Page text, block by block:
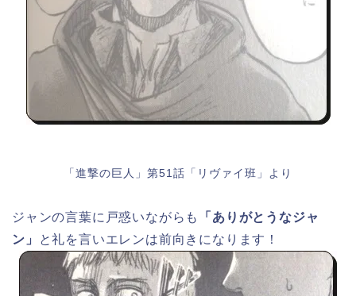
「進撃の巨人」第51話「リヴァイ班」より
ジャンの言葉に戸惑いながらも
「ありがとうなジャ
ン」
と礼を言いエレンは前向きになります！